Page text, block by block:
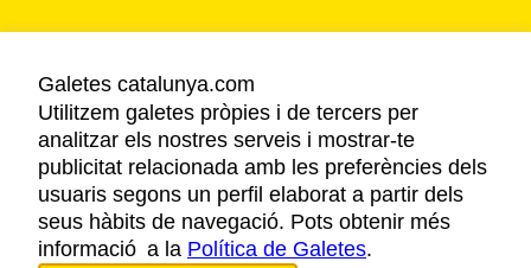
AVÍS LEGAL
POLÍTICA DE PRIVACITAT
COOKIES
ACCESSIBILITAT
Galetes catalunya.com
Utilitzem galetes pròpies i de tercers per
analitzar els nostres serveis i mostrar-te
publicitat relacionada amb les preferències dels
usuaris segons un perfil elaborat a partir dels
seus hàbits de navegació. Pots obtenir més
informació a la Política de Galetes.